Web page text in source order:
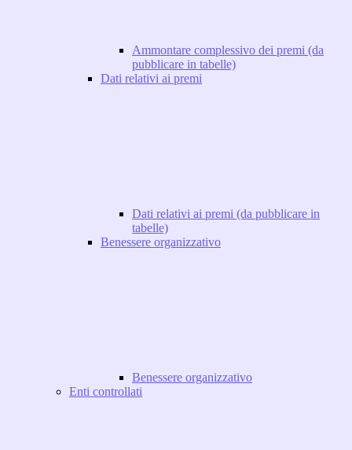
Ammontare complessivo dei premi (da
pubblicare in tabelle)
Dati relativi ai premi
Dati relativi ai premi (da pubblicare in
tabelle)
Benessere organizzativo
Benessere organizzativo
Enti controllati